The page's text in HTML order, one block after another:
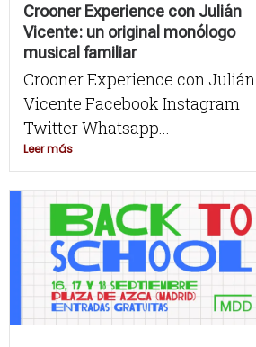
Crooner Experience con Julián
Vicente: un original monólogo
musical familiar
Crooner Experience con Julián
Vicente Facebook Instagram
Twitter Whatsapp...
Leer más